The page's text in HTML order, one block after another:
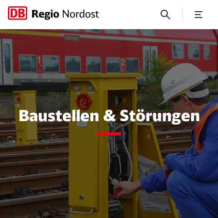
Baustellen und Störungen
Baustellen & Störungen